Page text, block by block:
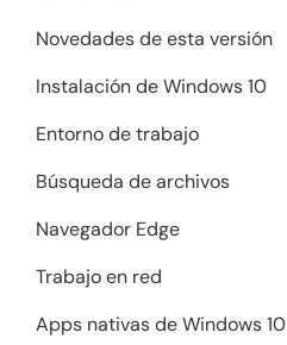
Novedades de esta versión
Instalación de Windows 10
Entorno de trabajo
Búsqueda de archivos
Navegador Edge
Trabajo en red
Apps nativas de Windows 10